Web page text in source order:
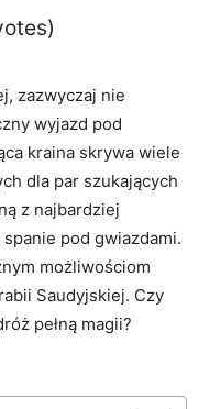
zazwyczaj⁢ nie
wyjazd ⁢pod
kraina skrywa wiele
dla‍ par szukających
z najbardziej⁤
pod gwiazdami.⁤
możliwościom⁣
Saudyjskiej. Czy⁤
pełną magii?